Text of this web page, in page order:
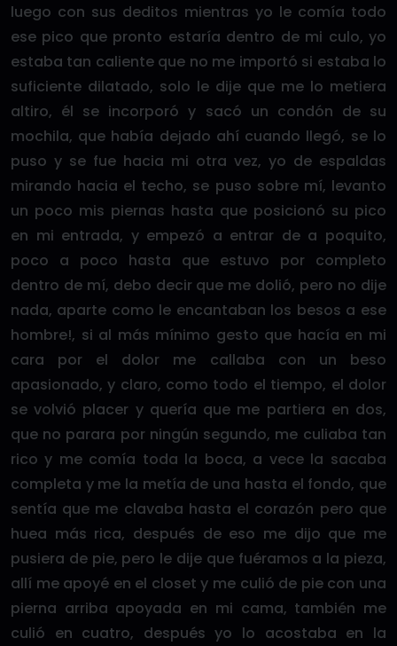
luego con sus deditos mientras yo le comía todo
ese pico que pronto estaría dentro de mi culo, yo
estaba tan caliente que no me importó si estaba lo
suficiente dilatado, solo le dije que me lo metiera
altiro, él se incorporó y sacó un condón de su
mochila, que había dejado ahí cuando llegó, se lo
puso y se fue hacia mi otra vez, yo de espaldas
mirando hacia el techo, se puso sobre mí, levanto
un poco mis piernas hasta que posicionó su pico
en mi entrada, y empezó a entrar de a poquito,
poco a poco hasta que estuvo por completo
dentro de mí, debo decir que me dolió, pero no dije
nada, aparte como le encantaban los besos a ese
hombre!, si al más mínimo gesto que hacía en mi
cara por el dolor me callaba con un beso
apasionado, y claro, como todo el tiempo, el dolor
se volvió placer y quería que me partiera en dos,
que no parara por ningún segundo, me culiaba tan
rico y me comía toda la boca, a vece la sacaba
completa y me la metía de una hasta el fondo, que
sentía que me clavaba hasta el corazón pero que
huea más rica, después de eso me dijo que me
pusiera de pie, pero le dije que fuéramos a la pieza,
allí me apoyé en el closet y me culió de pie con una
pierna arriba apoyada en mi cama, también me
culió en cuatro, después yo lo acostaba en la